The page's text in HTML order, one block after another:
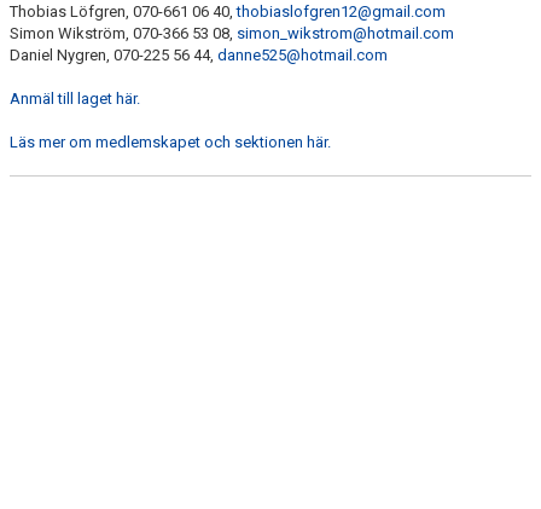
Thobias Löfgren, 070-661 06 40,thobiaslofgren12@gmail.com
Simon Wikström, 070-366 53 08, simon_wikstrom@hotmail.com
Daniel Nygren, 070-225 56 44, danne525@hotmail.com
Anmäl till laget här.
Läs mer om medlemskapet och sektionen här.